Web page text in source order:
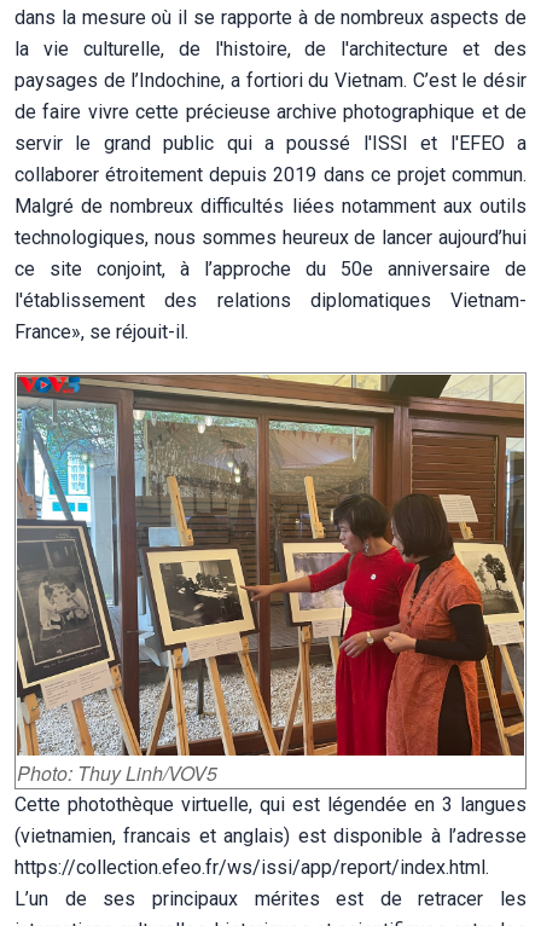
dans la mesure où il se rapporte à de nombreux aspects de
la vie culturelle, de l'histoire, de l'architecture et des
paysages de l’Indochine, a fortiori du Vietnam. C’est le désir
de faire vivre cette précieuse archive photographique et de
servir le grand public qui a poussé l'ISSI et l'EFEO a
collaborer étroitement depuis 2019 dans ce projet commun.
Malgré de nombreux difficultés liées notamment aux outils
technologiques, nous sommes heureux de lancer aujourd’hui
ce site conjoint, à l’approche du 50e anniversaire de
l'établissement des relations diplomatiques Vietnam-
France», se réjouit-il.
Photo: Thuy Linh/VOV5
Cette photothèque virtuelle, qui est légendée en 3 langues
(vietnamien, francais et anglais) est disponible à l’adresse
https://collection.efeo.fr/ws/issi/app/report/index.html.
L’un de ses principaux mérites est de retracer les